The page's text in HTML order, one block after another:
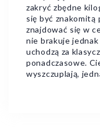
zakryć zbędne
się być znakomitą
znajdować się w
nie brakuje
uchodzą za
ponadczasowe.
wyszczuplają,